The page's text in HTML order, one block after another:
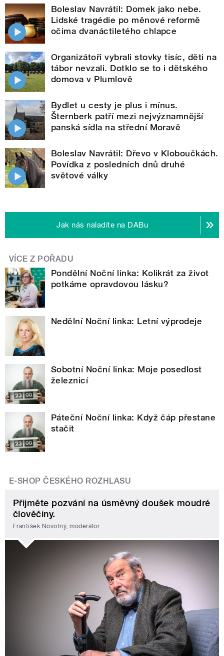
Boleslav Navrátil: Domek jako nebe.
Lidské tragédie po měnové reformě
očima dvanáctiletého chlapce
Organizátoři vybrali stovky tisíc, děti na
tábor nevzali. Dotklo se to i dětského
domova v Plumlově
Bydlet u cesty je plus i mínus.
Šternberk patří mezi nejvýznamnější
panská sídla na střední Moravě
Boleslav Navrátil: Dřevo v Kloboučkách.
Povídka z posledních dnů druhé
světové války
Jak nás naladíte na DABu
VÍCE Z POŘADU
Pondělní Noční linka: Kolikrát za život
potkáme opravdovou lásku?
Nedělní Noční linka: Letní výprodeje
Sobotní Noční linka: Moje posedlost
železnicí
Páteční Noční linka: Když čáp přestane
stačit
E-SHOP ČESKÉHO ROZHLASU
Přijměte pozvání na úsměvný doušek moudré
člověčiny.
František Novotný, moderátor